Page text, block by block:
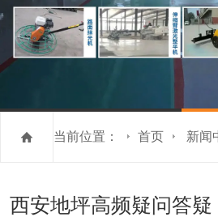
当前位置： 首页 新闻
西安地坪高频疑问答